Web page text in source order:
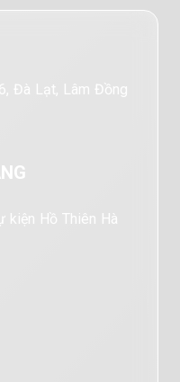
Đà Lạt, Lâm Đồng
kiện Hồ Thiên Hà